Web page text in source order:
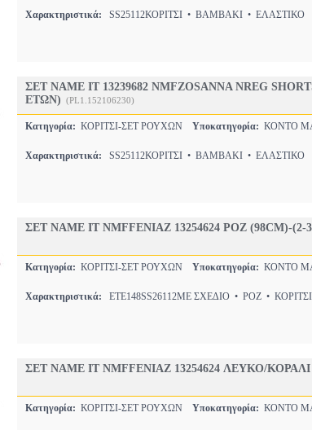
Χαρακτηριστικά: SS25112ΚΟΡΙΤΣΙ • ΒΑΜΒΑΚΙ • ΕΛΑΣΤΙΚΟ
ΣΕΤ NAME IT 13239682 NMFZOSANNA NREG
ΕΤΩΝ) (PL1.152106230)
Κατηγορία: ΚΟΡΙΤΣΙ-ΣΕΤ ΡΟΥΧΩΝ Υποκατηγορία: ΚΟΝΤΟ
Χαρακτηριστικά: SS25112ΚΟΡΙΤΣΙ • ΒΑΜΒΑΚΙ • ΕΛΑΣΤΙΚΟ
ΣΕΤ NAME IT NMFFENIAZ 13254624 ΡΟΖ (98CM)-
Κατηγορία: ΚΟΡΙΤΣΙ-ΣΕΤ ΡΟΥΧΩΝ Υποκατηγορία: ΚΟΝΤΟ
Χαρακτηριστικά: ETE148SS26112ΜΕ ΣΧΕΔΙΟ • ΡΟΖ • ΚΟΡΙΤΣΙ
ΣΕΤ NAME IT NMFFENIAZ 13254624 ΛΕΥΚΟ/
Κατηγορία: ΚΟΡΙΤΣΙ-ΣΕΤ ΡΟΥΧΩΝ Υποκατηγορία: ΚΟΝΤΟ